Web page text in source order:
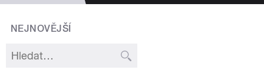
NEJNOVĚJŠÍ